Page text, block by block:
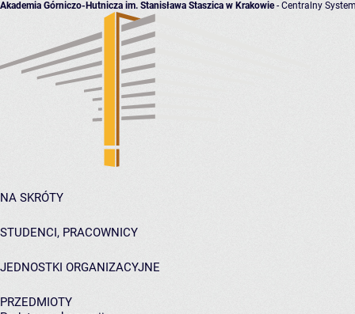
Akademia Górniczo-Hutnicza im. Stanisława Staszica w Krakowie- Centralny
NA SKRÓTY
STUDENCI, PRACOWNICY
JEDNOSTKI ORGANIZACYJNE
PRZEDMIOTY